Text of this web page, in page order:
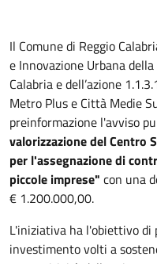
Il Comune di Reggio
e Innovazione Urbana
Calabria e dell’azione
Metro Plus e Città Medie
preinformazione l'avviso
valorizzazione del Centro
per l'assegnazione di
piccole imprese" con una
€ 1.200.000,00.
L'iniziativa ha l'obiettivo di
investimento volti a